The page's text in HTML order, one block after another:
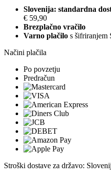
Slovenija: standardna
€ 59,90
Brezplačno vračilo
Varno plačilo s šifriranjem
Načini plačila
Po povzetju
Predračun
Stroški dostave za državo: